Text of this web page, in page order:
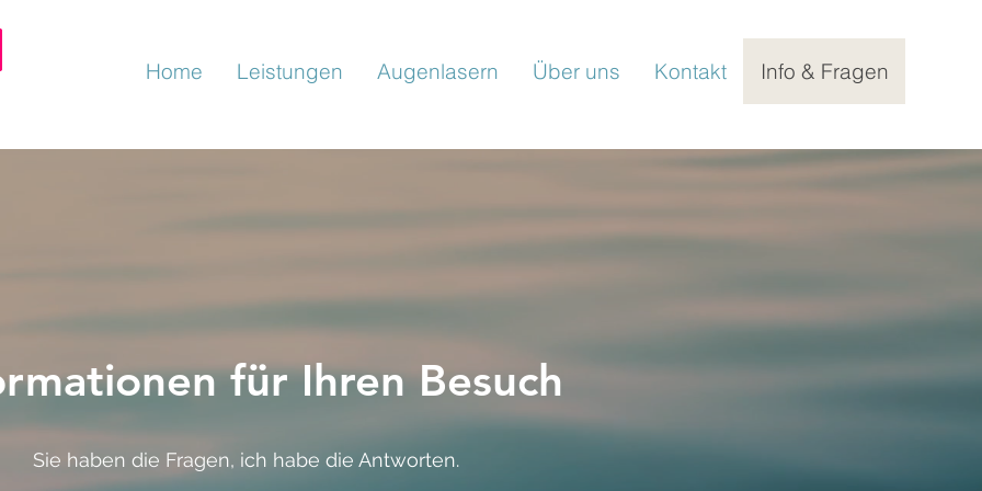
Home Leistungen Augenlasern Über uns Kontakt Info & Fragen
für Ihren Besuch
Sie haben die Fragen, ich habe die Antworten.